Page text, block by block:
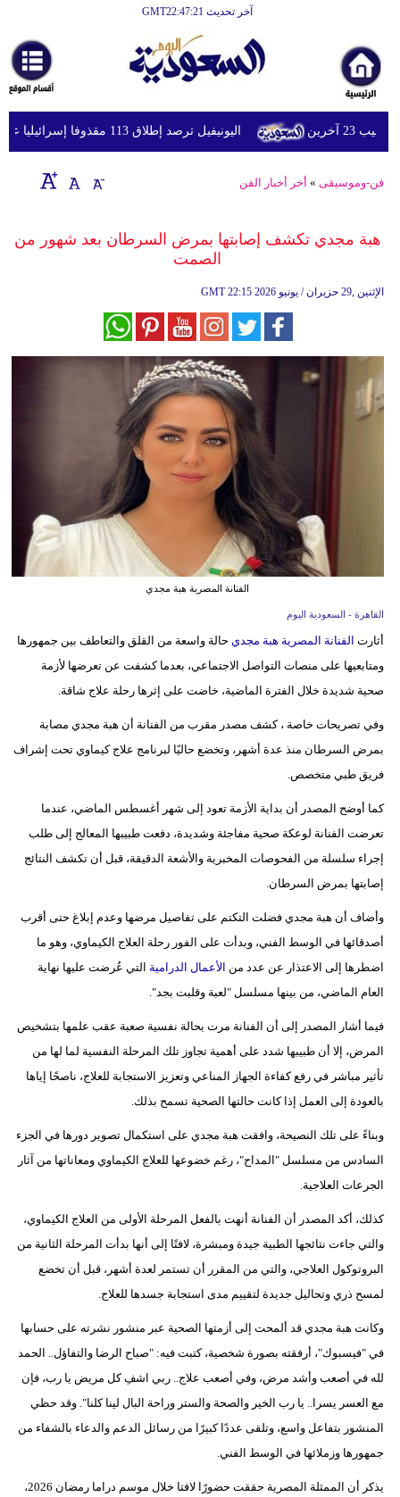
آخر تحديث GMT22:47:21
أخبارعاجلة
رياضة
ثقافة
إقتصاد
وموسيقى
إعلام
تعليم
علوم
وتكنولوجيا
مدوَّنات
فيديو
سيارات
اليونيفيل ترصد إطلاق 113 مقذوفا إسرائيليا على لبنان خلال يوم واحد
فن-وموسيقى » أخر أخبار الفن
هبة مجدي تكشف إصابتها بمرض السرطان بعد شهور من
الصمت
GMT 22:15 2026 الإثنين ,29 حزيران / يونيو
الفنانة المصرية هبة مجدي
القاهرة - السعودية اليوم
أثارت الفنانة المصرية هبة مجدي حالة واسعة من القلق والتعاطف بين جمهورها
ومتابعيها على منصات التواصل الاجتماعي، بعدما كشفت عن تعرضها لأزمة
صحية شديدة خلال الفترة الماضية، خاضت على إثرها رحلة علاج شاقة.
وفي تصريحات خاصة ، كشف مصدر مقرب من الفنانة أن هبة مجدي مصابة
بمرض السرطان منذ عدة أشهر، وتخضع حاليًا لبرنامج علاج كيماوي تحت إشراف
فريق طبي متخصص.
كما أوضح المصدر أن بداية الأزمة تعود إلى شهر أغسطس الماضي، عندما
تعرضت الفنانة لوعكة صحية مفاجئة وشديدة، دفعت طبيبها المعالج إلى طلب
إجراء سلسلة من الفحوصات المخبرية والأشعة الدقيقة، قبل أن تكشف النتائج
إصابتها بمرض السرطان.
وأضاف أن هبة مجدي فضلت التكتم على تفاصيل مرضها وعدم إبلاغ حتى أقرب
أصدقائها في الوسط الفني، وبدأت على الفور رحلة العلاج الكيماوي، وهو ما
اضطرها إلى الاعتذار عن عدد من الأعمال الدرامية التي عُرضت عليها نهاية
العام الماضي، من بينها مسلسل "لعبة وقلبت بجد".
فيما أشار المصدر إلى أن الفنانة مرت بحالة نفسية صعبة عقب علمها بتشخيص
المرض، إلا أن طبيبها شدد على أهمية تجاوز تلك المرحلة النفسية لما لها من
تأثير مباشر في رفع كفاءة الجهاز المناعي وتعزيز الاستجابة للعلاج، ناصحًا إياها
بالعودة إلى العمل إذا كانت حالتها الصحية تسمح بذلك.
وبناءً على تلك النصيحة، وافقت هبة مجدي على استكمال تصوير دورها في الجزء
السادس من مسلسل "المداح"، رغم خضوعها للعلاج الكيماوي ومعاناتها من آثار
الجرعات العلاجية.
كذلك، أكد المصدر أن الفنانة أنهت بالفعل المرحلة الأولى من العلاج الكيماوي،
والتي جاءت نتائجها الطبية جيدة ومبشرة، لافتًا إلى أنها بدأت المرحلة الثانية من
البروتوكول العلاجي، والتي من المقرر أن تستمر لعدة أشهر، قبل أن تخضع
لمسح ذري وتحاليل جديدة لتقييم مدى استجابة جسدها للعلاج.
وكانت هبة مجدي قد ألمحت إلى أزمتها الصحية عبر منشور نشرته على حسابها
في "فيسبوك"، أرفقته بصورة شخصية، كتبت فيه: "صباح الرضا والتفاؤل.. الحمد
لله في أصعب وأشد مرض، وفي أصعب علاج.. ربي اشفِ كل مريض يا رب، فإن
مع العسر يسرا.. يا رب الخير والصحة والستر وراحة البال لينا كلنا". وقد حظي
المنشور بتفاعل واسع، وتلقى عددًا كبيرًا من رسائل الدعم والدعاء بالشفاء من
جمهورها وزملائها في الوسط الفني.
يذكر أن الممثلة المصرية حققت حضورًا لافتا خلال موسم دراما رمضان 2026،